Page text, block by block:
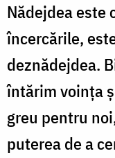
Nădejdea este
încercările,
deznădejdea.
întărim voința
greu pentru
puterea de a